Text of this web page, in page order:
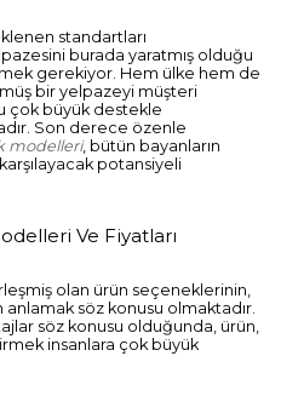
standartları
burada yaratmış olduğu
gerekiyor. Hem ülke hem de
bir yelpazeyi müşteri
çok büyük destekle
Son derece özenle
modelleri, bütün bayanların
potansiyeli
Ve Fiyatları
olan ürün seçeneklerinin,
anlamak söz konusu olmaktadır.
söz konusu olduğunda, ürün,
insanlara çok büyük